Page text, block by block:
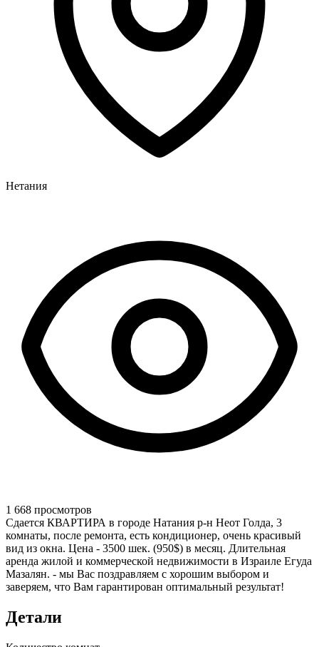
Нетания
1 668 просмотров
Сдается КВАРТИРА в городе Натания р-н Неот Голда, 3
комнаты, после ремонта, есть кондиционер, очень красивый
вид из окна. Цена - 3500 шек. (950$) в месяц. Длительная
аренда жилой и коммерческой недвижимости в Израиле Егуда
Мазалян. - мы Вас поздравляем с хорошим выбором и
заверяем, что Вам гарантирован оптимальный результат!
Детали